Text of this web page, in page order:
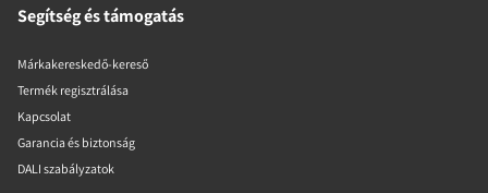
Segítség és támogatás
Márkakereskedő-kereső
Termék regisztrálása
Kapcsolat
Garancia és biztonság
DALI szabályzatok